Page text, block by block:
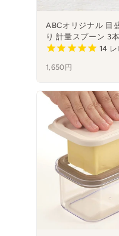
ABCオリジナル 目
り 計量スプーン 3
14
1,650円